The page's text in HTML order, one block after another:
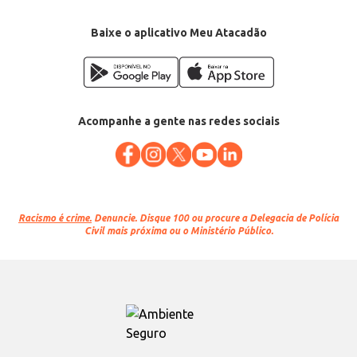
Baixe o aplicativo Meu Atacadão
Acompanhe a gente nas redes sociais
Racismo é crime. Denuncie. Disque 100 ou procure a Delegacia de Polícia
Civil mais próxima ou o Ministério Público.